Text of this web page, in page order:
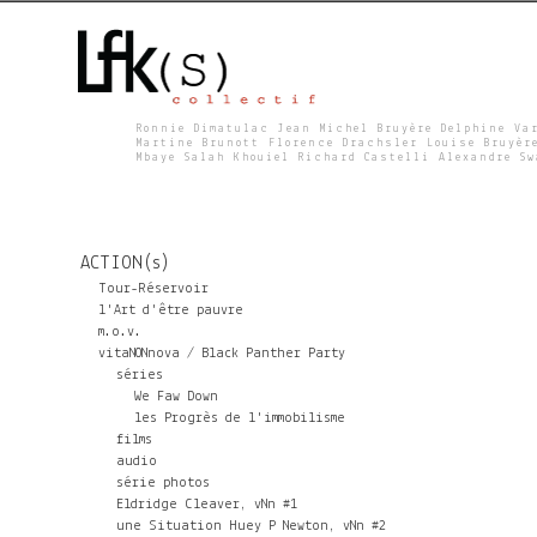
F
K
S
Ronnie Dimatulac Jean Michel Bruyère Delphine
Martine Brunott Florence Drachsler Louise
Mbaye Salah Khouiel Richard Castelli Alexandre
ACTION(s)
Tour-Réservoir
l'Art d'être pauvre
m.o.v.
vitaNONnova / Black Panther Party
séries
We Faw Down
les Progrès de l'immobilisme
films
audio
série photos
Eldridge Cleaver, vNn #1
une Situation Huey P Newton, vNn #2